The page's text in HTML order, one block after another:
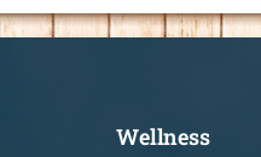
Informace
Wellness